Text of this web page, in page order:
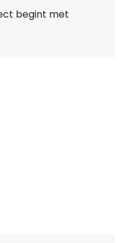
begint met